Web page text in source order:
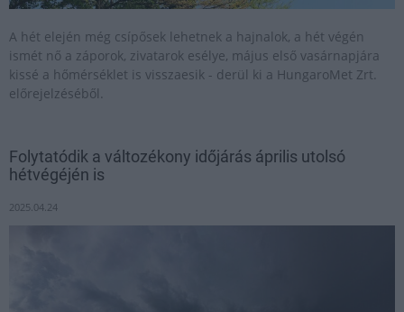
A hét elején még csípősek lehetnek a hajnalok, a hét végén
ismét nő a záporok, zivatarok esélye, május első vasárnapjára
kissé a hőmérséklet is visszaesik - derül ki a HungaroMet Zrt.
előrejelzéséből.
Folytatódik a változékony időjárás április utolsó
hétvégéjén is
2025.04.24